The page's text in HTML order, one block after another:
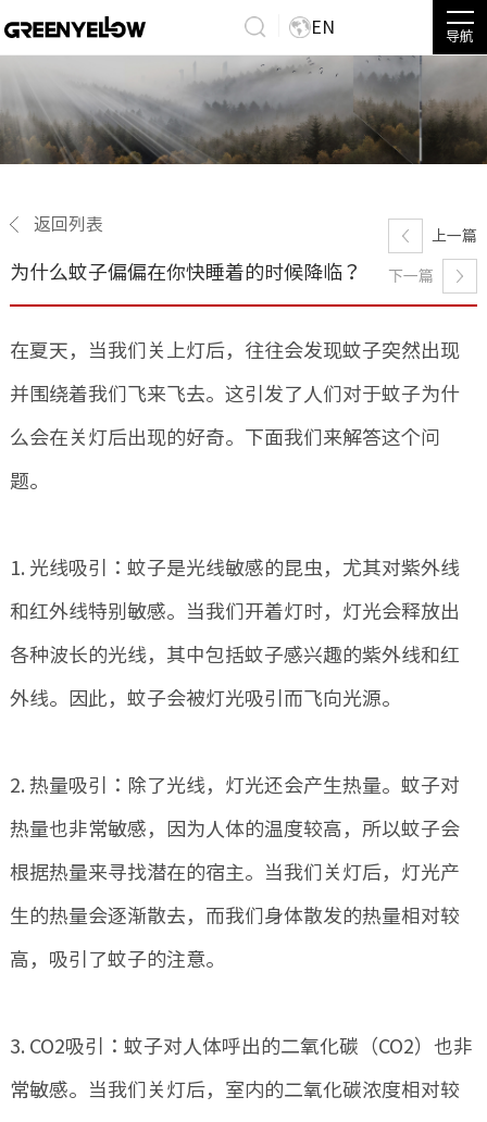
EN
导航
返回列表
为什么蚊子偏偏在你快睡着的时候降临？
上一篇
下一篇
在夏天，当我们关上灯后，往往会发现蚊子突然出现
并围绕着我们飞来飞去。这引发了人们对于蚊子为什
么会在关灯后出现的好奇。下面我们来解答这个问
题。
1. 光线吸引：蚊子是光线敏感的昆虫，尤其对紫外线
和红外线特别敏感。当我们开着灯时，灯光会释放出
各种波长的光线，其中包括蚊子感兴趣的紫外线和红
外线。因此，蚊子会被灯光吸引而飞向光源。
2. 热量吸引：除了光线，灯光还会产生热量。蚊子对
热量也非常敏感，因为人体的温度较高，所以蚊子会
根据热量来寻找潜在的宿主。当我们关灯后，灯光产
生的热量会逐渐散去，而我们身体散发的热量相对较
高，吸引了蚊子的注意。
3. CO2吸引：蚊子对人体呼出的二氧化碳（CO2）也非
常敏感。当我们关灯后，室内的二氧化碳浓度相对较